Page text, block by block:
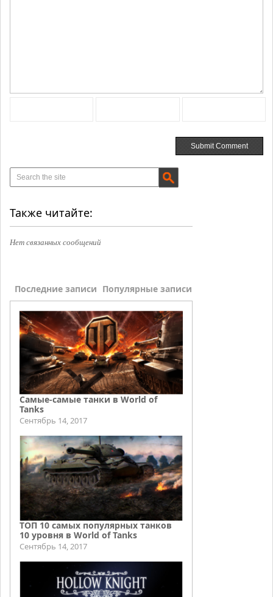
Также читайте:
Нет связанных сообщений
Последние записи Популярные записи
Самые-самые танки в World of
Tanks
Сентябрь 14, 2017
ТОП 10 самых популярных танков
10 уровня в World of Tanks
Сентябрь 14, 2017